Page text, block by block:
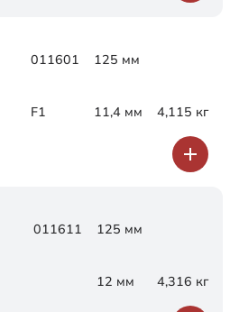
011601 125 мм
F1 11,4 мм 4,115 кг
011611 125 мм
12 мм 4,316 кг